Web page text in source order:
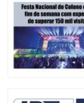
05/08/2026 | 07:00
Viva Praia terá edição
NAVEGANTES